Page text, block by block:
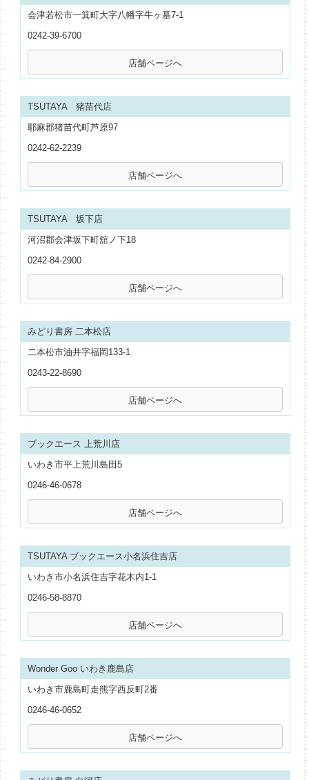
会津若松市一箕町大字八幡字牛ヶ墓7-1
0242-39-6700
TSUTAYA 猪苗代店
耶麻郡猪苗代町芦原97
0242-62-2239
TSUTAYA 坂下店
河沼郡会津坂下町舘ノ下18
0242-84-2900
みどり書房 二本松店
二本松市油井字福岡133-1
0243-22-8690
ブックエース 上荒川店
いわき市平上荒川島田5
0246-46-0678
TSUTAYA ブックエース小名浜住吉店
いわき市小名浜住吉字花木内1-1
0246-58-8870
Wonder Goo いわき鹿島店
いわき市鹿島町走熊字西反町2番
0246-46-0652